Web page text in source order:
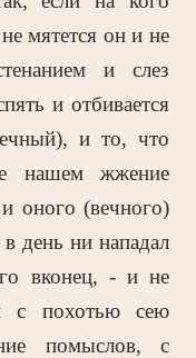
мятется он и не
и слез
и отбивается
и то, что
нашем жжение
оного (вечного)
день ни нападал
вконец, - и не
с похотью сею
помыслов, с